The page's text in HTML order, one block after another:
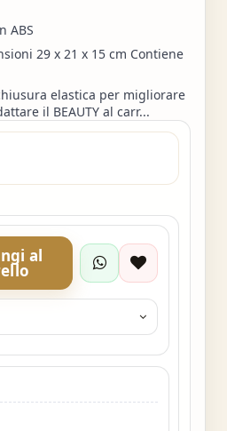
ABS
29 x 21 x 15 cm Contiene
elastica per migliorare
il BEAUTY al carr...
al